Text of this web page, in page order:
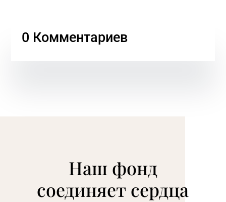
0 Комментариев
Наш фонд
соединяет сердца